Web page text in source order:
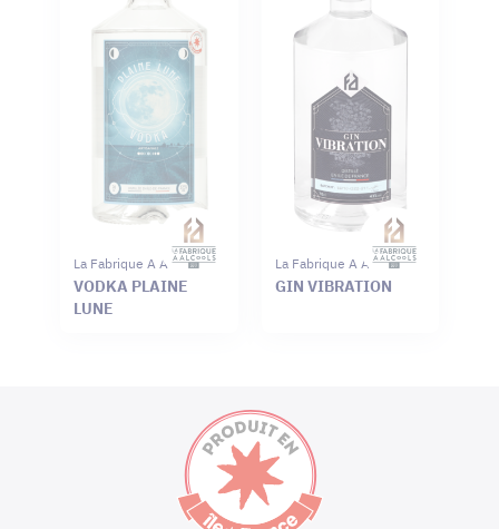
La Fabrique A Alcools
VODKA PLAINE
LUNE
La Fabrique A Alcools
GIN VIBRATION